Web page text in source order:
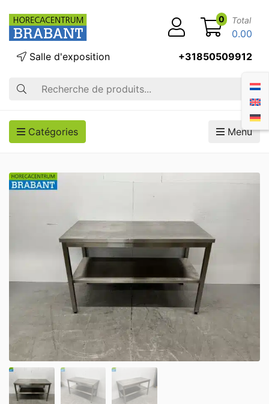
Recherche
Salle d'exposition +31850509912
0 Total
0.00
Catégories Menu